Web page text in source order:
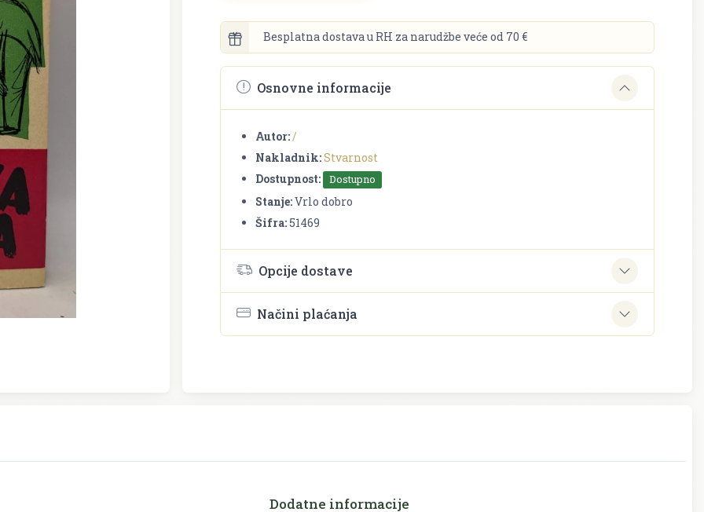
Besplatna dostava u RH za narudžbe veće od 70 €
Osnovne informacije
Autor:/
Nakladnik:Stvarnost
Dostupnost:
Dostupno
Stanje:Vrlo dobro
Šifra:51469
Opcije dostave
Načini plaćanja
Dodatne informacije